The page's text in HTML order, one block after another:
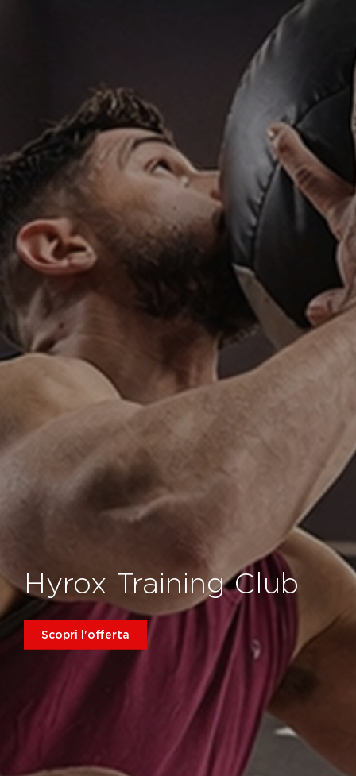
Hyrox Training Club
Scopri l'offerta